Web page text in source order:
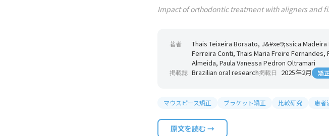
Impact of orthodontic treatment with aligners and
著者
Thais Teixeira Borsato, J&#xe9;ssica
Ferreira Conti, Thais Maria Freire
Almeida, Paula Vanessa Pedron Oltramari
掲載誌 Brazilian oral research掲載日 2025年2月 矯
マウスピース矯正 ブラケット矯正 比較研究 患者
原文を読む →